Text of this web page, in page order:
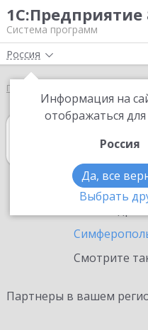
1С:Предприятие
Система программ
Россия
Информация на
отображаться
Россия
Да, все
Выбрать
Главная 1С:Бухгалтерия
в
Смотрите
Партнеры в вашем